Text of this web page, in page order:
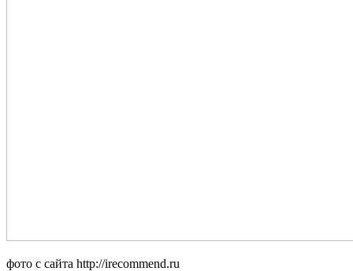
фото с сайта http://irecommend.ru